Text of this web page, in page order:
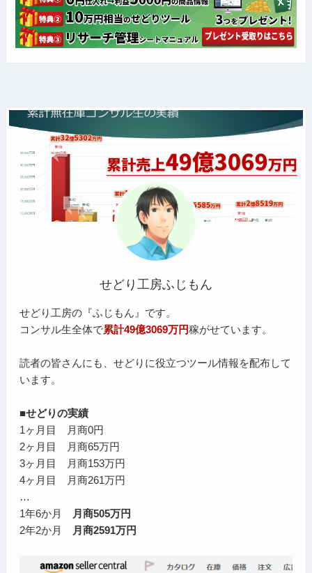
せどり工房ふじもん
せどり工房の『ふじもん』です。
コンサル生全体で累計49億3069万円稼がせています。
読者の皆さんにも、せどりに役立つツール情報を配布して
います。
■せどりの実績
1ヶ月目 月商0円
2ヶ月目 月商65万円
3ヶ月目 月商153万円
4ヶ月目 月商261万円
…
1年6か月
月商505万円
2年2か月
月商2591万円